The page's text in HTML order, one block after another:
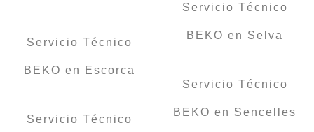
Servicio Técnico
BEKO en Escorca
Servicio Técnico
Servicio Técnico
BEKO en Selva
Servicio Técnico
BEKO en Sencelles